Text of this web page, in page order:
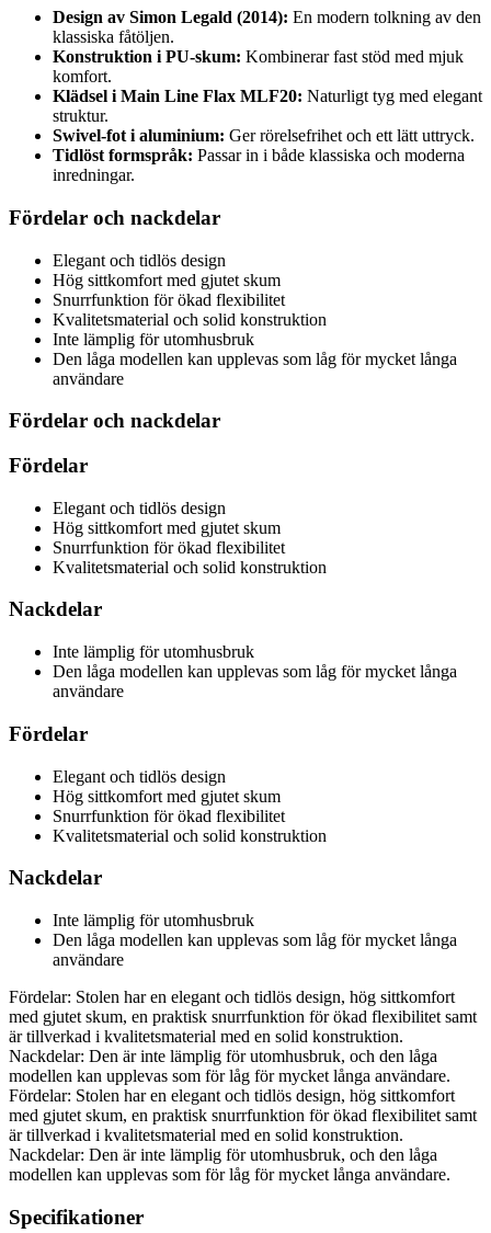
Design av Simon Legald (2014): En modern tolkning av den
klassiska fåtöljen.
Konstruktion i PU-skum: Kombinerar fast stöd med mjuk
komfort.
Klädsel i Main Line Flax MLF20: Naturligt tyg med elegant
struktur.
Swivel-fot i aluminium: Ger rörelsefrihet och ett lätt uttryck.
Tidlöst formspråk: Passar in i både klassiska och moderna
inredningar.
Fördelar och nackdelar
Elegant och tidlös design
Hög sittkomfort med gjutet skum
Snurrfunktion för ökad flexibilitet
Kvalitetsmaterial och solid konstruktion
Inte lämplig för utomhusbruk
Den låga modellen kan upplevas som låg för mycket långa
användare
Fördelar och nackdelar
Fördelar
Elegant och tidlös design
Hög sittkomfort med gjutet skum
Snurrfunktion för ökad flexibilitet
Kvalitetsmaterial och solid konstruktion
Nackdelar
Inte lämplig för utomhusbruk
Den låga modellen kan upplevas som låg för mycket långa
användare
Fördelar
Elegant och tidlös design
Hög sittkomfort med gjutet skum
Snurrfunktion för ökad flexibilitet
Kvalitetsmaterial och solid konstruktion
Nackdelar
Inte lämplig för utomhusbruk
Den låga modellen kan upplevas som låg för mycket långa
användare
Fördelar: Stolen har en elegant och tidlös design, hög sittkomfort
med gjutet skum, en praktisk snurrfunktion för ökad flexibilitet samt
är tillverkad i kvalitetsmaterial med en solid konstruktion.
Nackdelar: Den är inte lämplig för utomhusbruk, och den låga
modellen kan upplevas som för låg för mycket långa användare.
Fördelar: Stolen har en elegant och tidlös design, hög sittkomfort
med gjutet skum, en praktisk snurrfunktion för ökad flexibilitet samt
är tillverkad i kvalitetsmaterial med en solid konstruktion.
Nackdelar: Den är inte lämplig för utomhusbruk, och den låga
modellen kan upplevas som för låg för mycket långa användare.
Specifikationer